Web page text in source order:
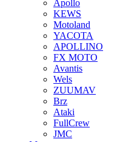
Apollo
KEWS
Motoland
YACOTA
APOLLINO
FX MOTO
Avantis
Wels
ZUUMAV
Brz
Ataki
FullCrew
JMC